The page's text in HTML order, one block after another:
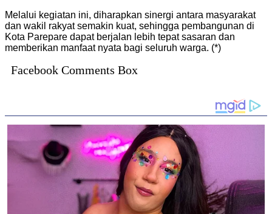
Melalui kegiatan ini, diharapkan sinergi antara masyarakat
dan wakil rakyat semakin kuat, sehingga pembangunan di
Kota Parepare dapat berjalan lebih tepat sasaran dan
memberikan manfaat nyata bagi seluruh warga. (*)
Facebook Comments Box